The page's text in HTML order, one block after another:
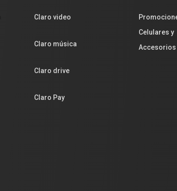
Claro video
Claro música
Claro drive
Claro Pay
Celulares y
Accesorios